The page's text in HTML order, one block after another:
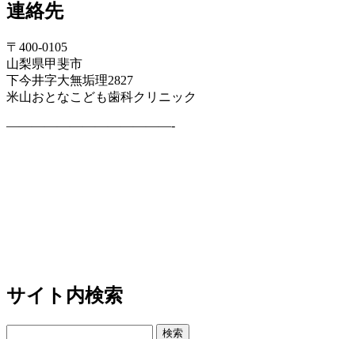
連絡先
〒400-0105
山梨県甲斐市
下今井字大無垢理2827
米山おとなこども歯科クリニック
—————————————-
サイト内検索